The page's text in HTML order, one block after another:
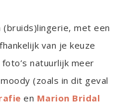
met een
van je keuze
natuurlijk meer
(zoals in dit geval
en Marion Bridal